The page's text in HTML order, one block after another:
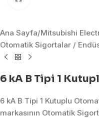
Ana Sayfa/Mitsubishi
Otomatik Sigortalar /
6 kA B Tipi 1
6 kA B Tipi 1 Kutuplu
markasının Otomatik